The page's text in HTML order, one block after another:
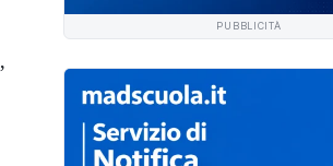
PUBBLICITÀ